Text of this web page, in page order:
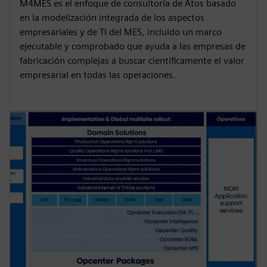
M4MES es el enfoque de consultoría de Atos basado
en la modelización integrada de los aspectos
empresariales y de TI del MES, incluido un marco
ejecutable y comprobado que ayuda a las empresas de
fabricación complejas a buscar científicamente el valor
empresarial en todas las operaciones.